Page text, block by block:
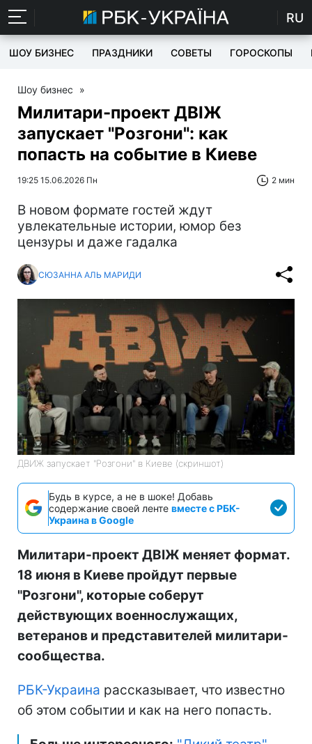
RU
ШОУ БИЗНЕС ПРАЗДНИКИ СОВЕТЫ ГОРОСКОПЫ
Шоу бизнес »
Милитари-проект ДВІЖ
запускает "Розгони": как
попасть на событие в Киеве
19:25 15.06.2026 Пн 2 мин
В новом формате гостей ждут
увлекательные истории, юмор без
цензуры и даже гадалка
СЮЗАННА АЛЬ МАРИДИ
ДВИЖ запускает "Розгони" в Киеве (скриншот)
Будь в курсе, а не в шоке! Добавь
содержание своей ленте вместе с РБК-
Украина в Google
Милитари-проект ДВІЖ меняет формат.
18 июня в Киеве пройдут первые
"Розгони", которые соберут
действующих военнослужащих,
ветеранов и представителей милитари-
сообщества.
РБК-Украина рассказывает, что известно
об этом событии и как на него попасть.